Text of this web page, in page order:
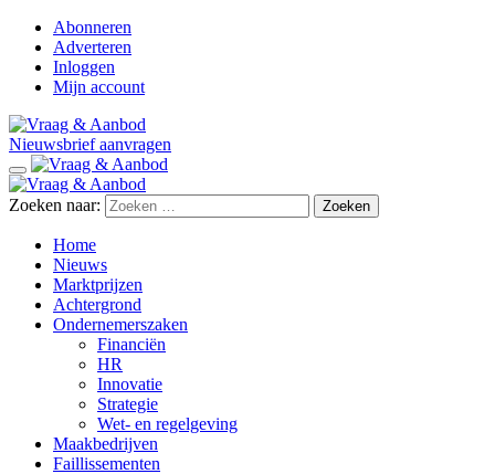
Abonneren
Adverteren
Inloggen
Mijn account
Nieuwsbrief aanvragen
Zoeken naar:
Home
Nieuws
Marktprijzen
Achtergrond
Ondernemerszaken
Financiën
HR
Innovatie
Strategie
Wet- en regelgeving
Maakbedrijven
Faillissementen